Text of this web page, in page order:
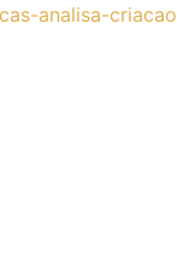
analisa-